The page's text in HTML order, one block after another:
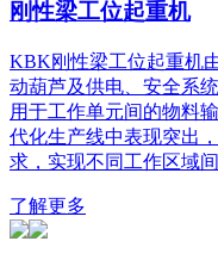
刚性梁工位起重机
KBK刚性梁工位起重机
动葫芦及供电、安全系
用于工作单元间的物料
代化生产线中表现突出
求，实现不同工作区域
了解更多